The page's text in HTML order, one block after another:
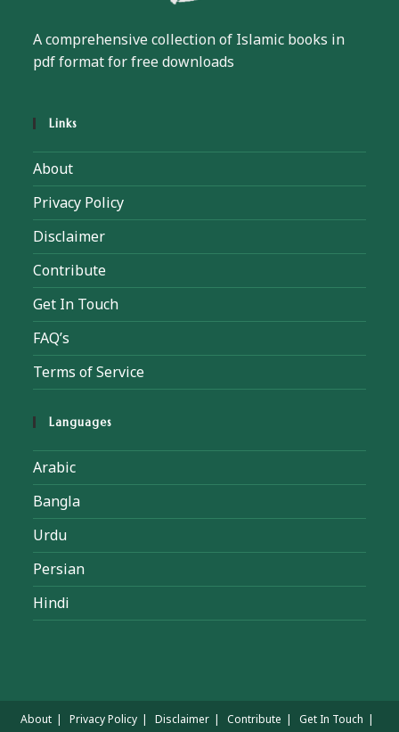
A comprehensive collection of Islamic books in
pdf format for free downloads
Links
About
Privacy Policy
Disclaimer
Contribute
Get In Touch
FAQ’s
Terms of Service
Languages
Arabic
Bangla
Urdu
Persian
Hindi
About Privacy Policy Disclaimer Contribute
Get In Touch